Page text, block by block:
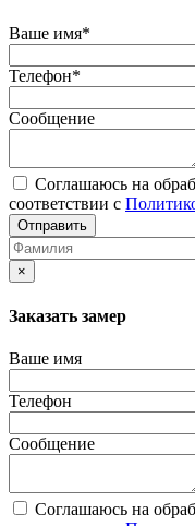
Ваше имя*
Телефон*
Сообщение
Соглашаюсь на
соответствии с
Отправить
×
Заказать замер
Ваше имя
Телефон
Сообщение
Соглашаюсь на